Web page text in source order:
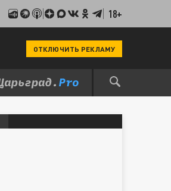
18+
ОТКЛЮЧИТЬ РЕКЛАМУ